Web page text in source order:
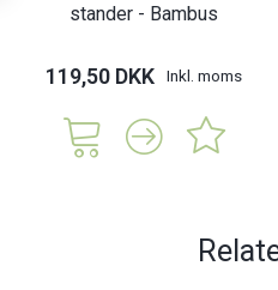
stander - Bambus
119,50 DKK Inkl. moms